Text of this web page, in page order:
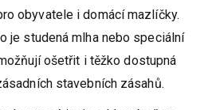
obyvatele i domácí mazlíčky.
je studená mlha nebo speciální
ošetřit i těžko dostupná
stavebních zásahů.